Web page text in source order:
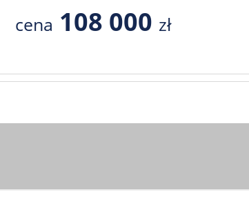
cena 108 000 zł